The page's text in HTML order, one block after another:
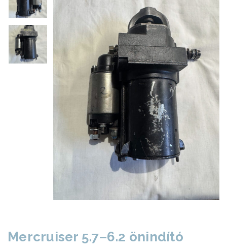
Mercruiser 5.7–6.2 önindító